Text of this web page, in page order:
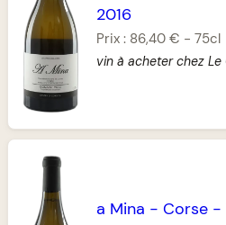
2016
Prix : 86,40 € -75cl
vin à acheter chez
a Mina - Corse -